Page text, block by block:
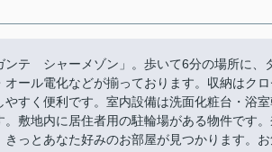
ンテ シャーメゾン」。歩いて6分の場所に、
ール電化などが揃っております。収納はク
すく便利です。室内設備は洗面化粧台・浴
敷地内に居住者用の駐輪場がある物件です
っとあなた好みのお部屋が見つかります。